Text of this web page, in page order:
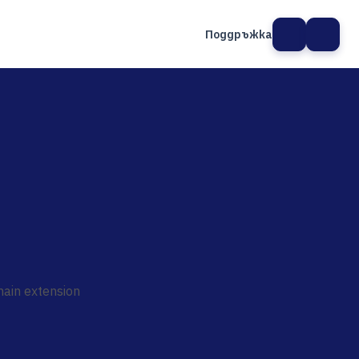
Поддръжка